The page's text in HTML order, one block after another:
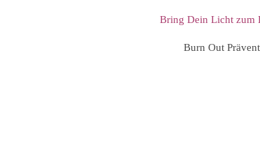
Bring Dein Licht zum
Burn Out